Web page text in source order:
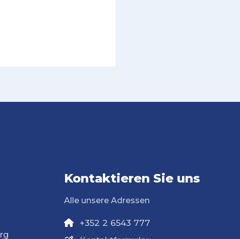
Kontaktieren Sie uns
Alle unsere Adressen
+352 2 6543 777